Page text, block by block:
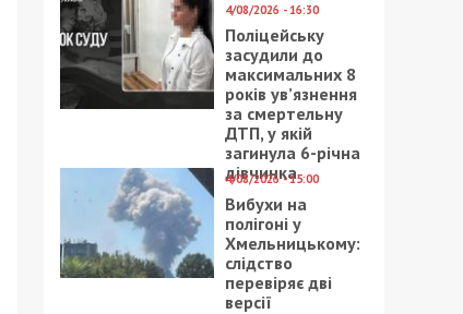
4/08/2026 - 16:30
Поліцейську
засудили до
максимальних 8
років ув’язнення
за смертельну
ДТП, у якій
загинула 6-річна
дівчинка
4/08/2026 - 15:00
Вибухи на
полігоні у
Хмельницькому:
слідство
перевіряє дві
версії